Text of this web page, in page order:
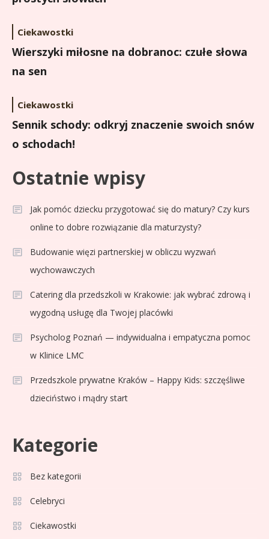
Ciekawostki
Wierszyki miłosne na dobranoc: czułe słowa
na sen
Ciekawostki
Sennik schody: odkryj znaczenie swoich snów
o schodach!
Ostatnie wpisy
Jak pomóc dziecku przygotować się do matury? Czy kurs
online to dobre rozwiązanie dla maturzysty?
Budowanie więzi partnerskiej w obliczu wyzwań
wychowawczych
Catering dla przedszkoli w Krakowie: jak wybrać zdrową i
wygodną usługę dla Twojej placówki
Psycholog Poznań — indywidualna i empatyczna pomoc
w Klinice LMC
Przedszkole prywatne Kraków – Happy Kids: szczęśliwe
dzieciństwo i mądry start
Kategorie
Bez kategorii
Celebryci
Ciekawostki
3 Sport
formy i statystyk